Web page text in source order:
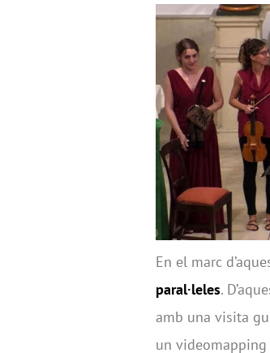
En el marc
paral·leles.
amb una visita
un videomapping